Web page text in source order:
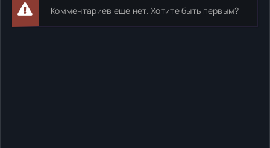
Комментариев еще нет. Хотите быть первым?